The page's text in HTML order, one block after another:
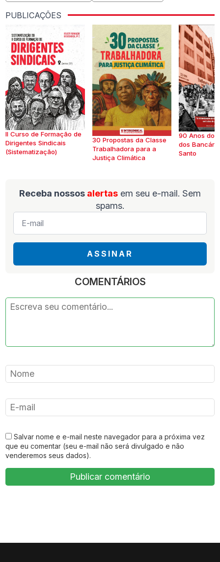
PUBLICAÇÕES
II Curso de Formação de
Dirigentes Sindicais
(Sistematização)
30 Propostas da Classe
Trabalhadora para a
Justiça Climática
90 Anos do
dos
Santo
Receba nossos alertas em seu e-mail. Sem
spams.
E-
mail
ASSINAR
COMENTÁRIOS
Salvar nome e e-mail neste navegador para a próxima vez
que eu comentar (seu e-mail não será divulgado e não
venderemos seus dados).